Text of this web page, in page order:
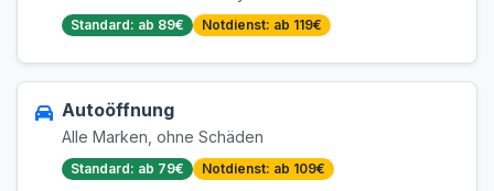
Standard: ab 89€ Notdienst: ab 119€
Autoöffnung
Alle Marken, ohne Schäden
Standard: ab 79€ Notdienst: ab 109€